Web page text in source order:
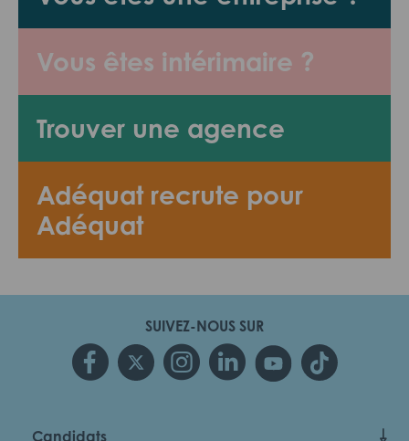
Vous êtes intérimaire ?
Trouver une agence
Adéquat recrute pour
Adéquat
SUIVEZ-NOUS SUR
Candidats